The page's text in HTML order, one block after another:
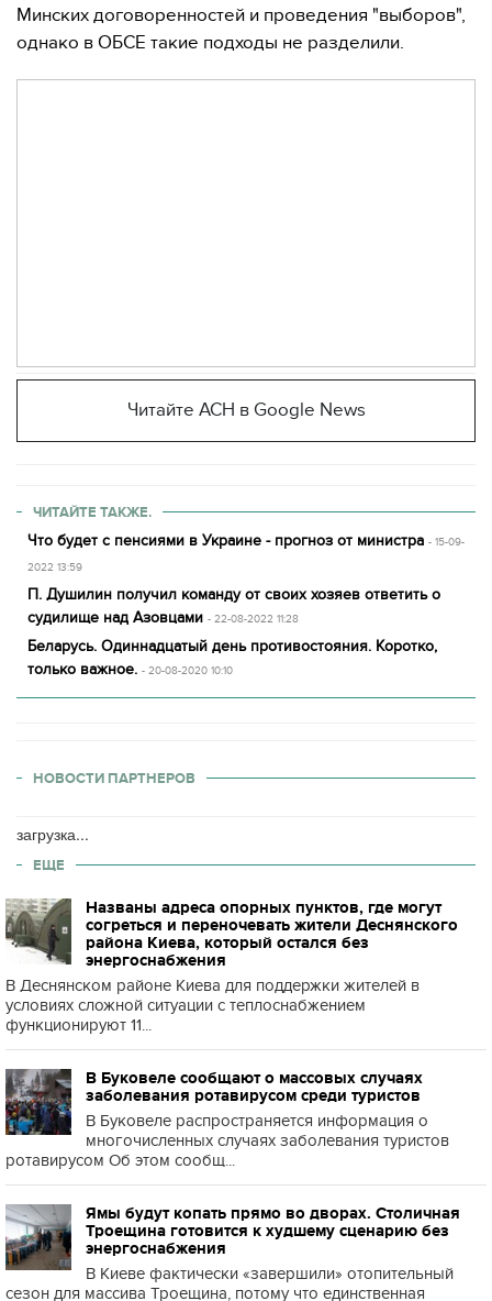
Минских договоренностей и проведения "выборов",
однако в ОБСЕ такие подходы не разделили.
Читайте АСН в Google News
ЧИТАЙТЕ ТАКЖЕ.
Что будет с пенсиями в Украине - прогноз от министра - 15-09-
2022 13:59
П. Душилин получил команду от своих хозяев ответить о
судилище над Азовцами - 22-08-2022 11:28
Беларусь. Одиннадцатый день противостояния. Коротко,
только важное. - 20-08-2020 10:10
НОВОСТИ ПАРТНЕРОВ
загрузка...
ЕЩЕ
Названы адреса опорных пунктов, где могут
согреться и переночевать жители Деснянского
района Киева, который остался без
энергоснабжения
В Деснянском районе Киева для поддержки жителей в
условиях сложной ситуации с теплоснабжением
функционируют 11...
В Буковеле сообщают о массовых случаях
заболевания ротавирусом среди туристов
В Буковеле распространяется информация о
многочисленных случаях заболевания туристов
ротавирусом Об этом сообщ...
Ямы будут копать прямо во дворах. Столичная
Троещина готовится к худшему сценарию без
энергоснабжения
В Киеве фактически «завершили» отопительный
сезон для массива Троещина, потому что единственная